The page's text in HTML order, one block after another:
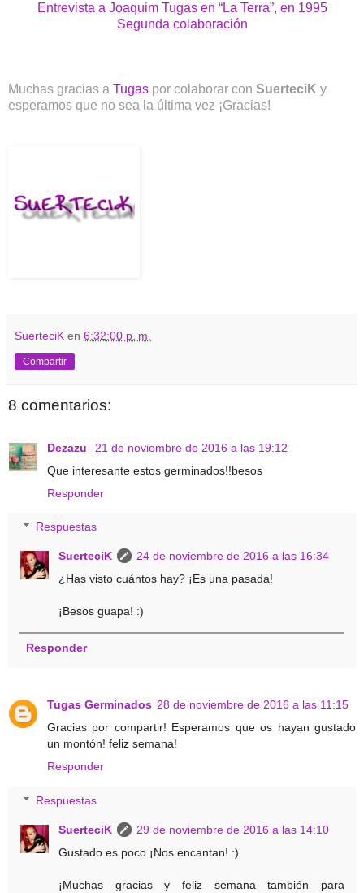
Entrevista a Joaquim Tugas en “La Terra”, en 1995
Segunda colaboración
Muchas gracias a Tugas por colaborar con SuerteciK y
esperamos que no sea la última vez ¡Gracias!
SuerteciK en 6:32:00 p. m.
Compartir
8 comentarios:
Dezazu
21 de noviembre de 2016 a las 19:12
Que interesante estos germinados!!besos
Responder
Respuestas
SuerteciK
24 de noviembre de 2016 a las 16:34
¿Has visto cuántos hay? ¡Es una pasada!
¡Besos guapa! :)
Responder
Tugas Germinados 28 de noviembre de 2016 a las 11:15
Gracias por compartir! Esperamos que os hayan gustado
un montón! feliz semana!
Responder
Respuestas
SuerteciK
29 de noviembre de 2016 a las 14:10
Gustado es poco ¡Nos encantan! :)
¡Muchas gracias y feliz semana también para